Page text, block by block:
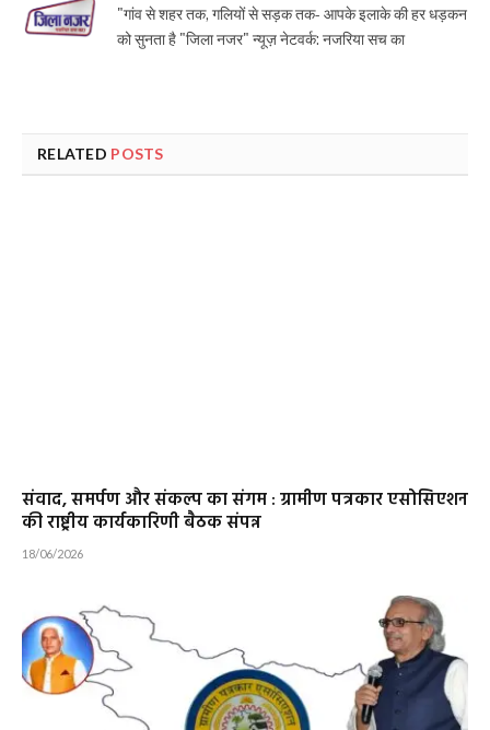
"गांव से शहर तक, गलियों से सड़क तक- आपके इलाके की हर धड़कन
को सुनता है "जिला नजर" न्यूज़ नेटवर्क: नजरिया सच का
RELATED POSTS
संवाद, समर्पण और संकल्प का संगम : ग्रामीण पत्रकार एसोसिएशन
की राष्ट्रीय कार्यकारिणी बैठक संपन्न
18/06/2026